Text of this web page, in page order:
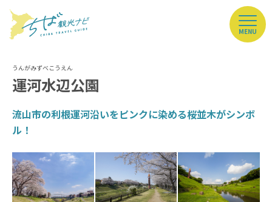
MENU
運河水辺公園
流山市の利根運河沿いをピンクに染める桜並木がシンボ
ル！